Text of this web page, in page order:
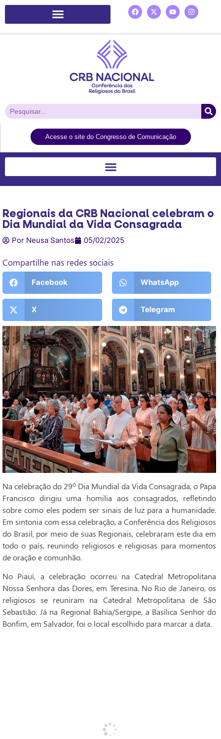
Acesse o site do Congresso de Comunicação
Regionais da CRB Nacional celebram o
Dia Mundial da Vida Consagrada
Por Neusa Santos 05/02/2025
Compartilhe nas redes sociais
Facebook WhatsApp
X Telegram
Na celebração do 29º Dia Mundial da Vida Consagrada, o Papa
Francisco dirigiu uma homilia aos consagrados, refletindo
sobre como eles podem ser sinais de luz para a humanidade.
Em sintonia com essa celebração, a Conferência dos Religiosos
do Brasil, por meio de suas Regionais, celebraram este dia em
todo o país, reunindo religiosos e religiosas para momentos
de oração e comunhão.
No Piauí, a celebração ocorreu na Catedral Metropolitana
Nossa Senhora das Dores, em Teresina. No Rio de Janeiro, os
religiosos se reuniram na Catedral Metropolitana de São
Sebastião. Já na Regional Bahia/Sergipe, a Basílica Senhor do
Bonfim, em Salvador, foi o local escolhido para marcar a data.